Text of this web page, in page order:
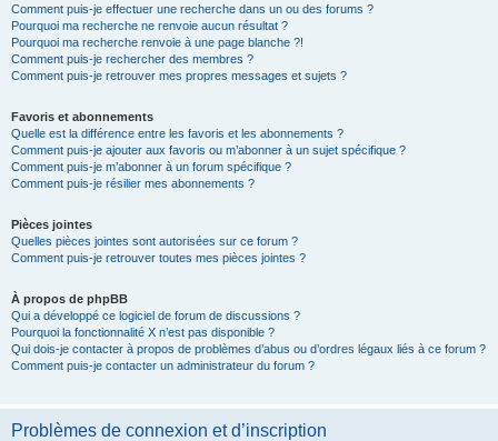
Comment puis-je effectuer une recherche dans un ou des forums ?
Pourquoi ma recherche ne renvoie aucun résultat ?
Pourquoi ma recherche renvoie à une page blanche ?!
Comment puis-je rechercher des membres ?
Comment puis-je retrouver mes propres messages et sujets ?
Favoris et abonnements
Quelle est la différence entre les favoris et les abonnements ?
Comment puis-je ajouter aux favoris ou m’abonner à un sujet spécifique ?
Comment puis-je m’abonner à un forum spécifique ?
Comment puis-je résilier mes abonnements ?
Pièces jointes
Quelles pièces jointes sont autorisées sur ce forum ?
Comment puis-je retrouver toutes mes pièces jointes ?
À propos de phpBB
Qui a développé ce logiciel de forum de discussions ?
Pourquoi la fonctionnalité X n’est pas disponible ?
Qui dois-je contacter à propos de problèmes d’abus ou d’ordres légaux liés à ce forum ?
Comment puis-je contacter un administrateur du forum ?
Problèmes de connexion et d’inscription